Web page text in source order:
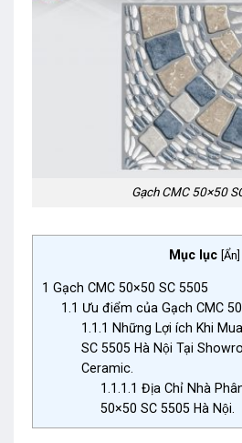
Gạch CMC 50×50
Mục lục Ẩn
1 Gạch CMC 50×50 SC 5505
1.1 Ưu điểm của Gạch CMC
1.1.1 Những Lợi ích Khi
SC 5505 Hà Nội Tại
Ceramic.
1.1.1.1 Địa Chỉ Nhà
50×50 SC 5505 Hà Nội.